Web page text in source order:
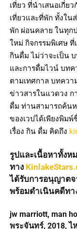
เที่ยว ที่นำเสนอเกี่ย
เที่ยวและที่พัก ทั้งใน
พัก ผ่อนคลาย ในทุก
ใหม่ กิจกรรมพิเศษ
กินดื่ม ไม่ว่าจะเป็น
และการดื่มไวน์ บท
ตามเทศกาล บทคว
ข่าวสารในแวดวง ก
ดื่ม ท่านสามารถค้น
ของเวปได้เพียงพิม
เรื่อง กิน ดื่ม คิดถึง
รูปและเนื้อหาทั้งห
ทาง
ได้รับการอนุญาตจ
พร้อมดำเนินคดีทา
jw marriott, man
พระจันทร์, 2018, ไ